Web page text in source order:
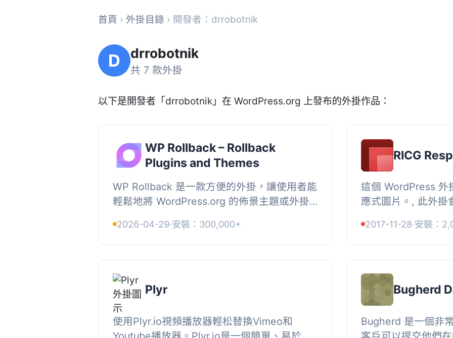
首頁 › 外掛目錄 › 開發者：drrobotnik
D drrobotnik
共 7 款外掛
以下是開發者「drrobotnik」在 WordPress.org 上發布的外掛作品：
WP Rollback – Rollback
Plugins and Themes
WP Rollback 是一款方便的外掛，讓使用者能
輕鬆地將 WordPress.org 的佈景主題或外掛
動操作。, , 【主要功能】 , ...
2026-04-29·安裝：300,000+
RICG
這個 WordPress 外
應式圖片。, 此外掛
媒體上傳器輸出圖片
2017-11-28·安裝：
Plyr
使用Plyr.io視頻播放器輕松替換Vimeo和
Bugherd
Bugherd 是一個非